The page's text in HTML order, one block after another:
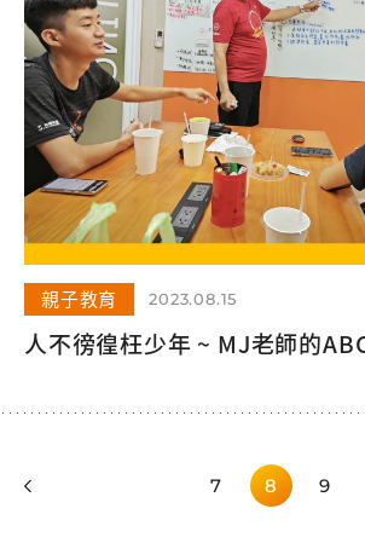
親子教育 2023.08.15
人不徬徨枉少年 ~ MJ老師的
7 8 9